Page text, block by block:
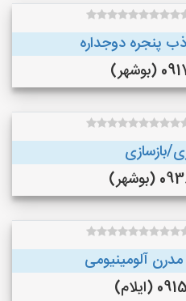
پنجره دوجداره
بازسازی
آلومینیومی